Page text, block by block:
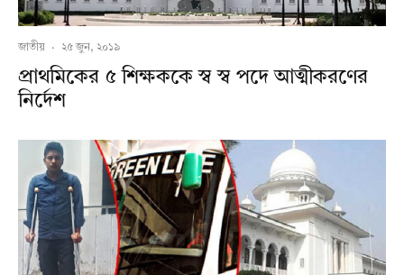
জাতীয় · ২৫ জুন, ২০১৯
প্রাথমিকের ৫ শিক্ষককে স্ব স্ব পদে আত্মীকরণের
নির্দেশ